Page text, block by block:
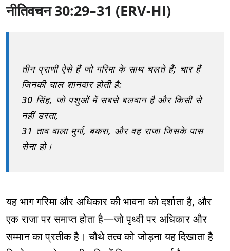
नीतिवचन 30:29–31 (ERV-HI)
तीन प्राणी ऐसे हैं जो गरिमा के साथ चलते हैं; चार हैं
जिनकी चाल शानदार होती है:
30 सिंह, जो पशुओं में सबसे बलवान है और किसी से
नहीं डरता,
31 ताव वाला मुर्गा, बकरा, और वह राजा जिसके पास
सेना हो।
यह भाग गरिमा और अधिकार की भावना को दर्शाता है, और
एक राजा पर समाप्त होता है—जो पृथ्वी पर अधिकार और
सम्मान का प्रतीक है। चौथे तत्व को जोड़ना यह दिखाता है